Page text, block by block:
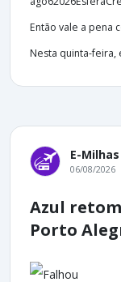
Então vale a pena
Nesta quinta-feira,
E-Milhas
06/08/2026
Azul
Porto